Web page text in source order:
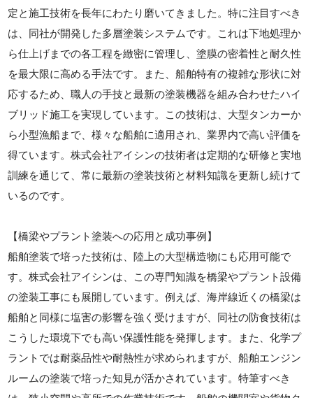
定と施工技術を長年にわたり磨いてきました。特に注目すべき
は、同社が開発した多層塗装システムです。これは下地処理か
ら仕上げまでの各工程を緻密に管理し、塗膜の密着性と耐久性
を最大限に高める手法です。また、船舶特有の複雑な形状に対
応するため、職人の手技と最新の塗装機器を組み合わせたハイ
ブリッド施工を実現しています。この技術は、大型タンカーか
ら小型漁船まで、様々な船舶に適用され、業界内で高い評価を
得ています。株式会社アイシンの技術者は定期的な研修と実地
訓練を通じて、常に最新の塗装技術と材料知識を更新し続けて
いるのです。
【橋梁やプラント塗装への応用と成功事例】
船舶塗装で培った技術は、陸上の大型構造物にも応用可能で
す。株式会社アイシンは、この専門知識を橋梁やプラント設備
の塗装工事にも展開しています。例えば、海岸線近くの橋梁は
船舶と同様に塩害の影響を強く受けますが、同社の防食技術は
こうした環境下でも高い保護性能を発揮します。また、化学プ
ラントでは耐薬品性や耐熱性が求められますが、船舶エンジン
ルームの塗装で培った知見が活かされています。特筆すべき